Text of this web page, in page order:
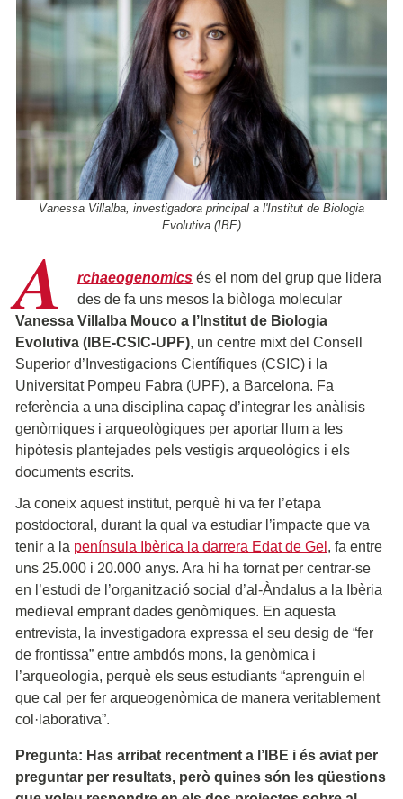
Vanessa Villalba, investigadora principal a l'Institut de Biologia
Evolutiva (IBE)
A rchaeogenomics és el nom del grup que lidera
des de fa uns mesos la biòloga molecular
Vanessa Villalba Mouco a l’Institut de Biologia
Evolutiva (IBE-CSIC-UPF), un centre mixt del Consell
Superior d’Investigacions Científiques (CSIC) i la
Universitat Pompeu Fabra (UPF), a Barcelona. Fa
referència a una disciplina capaç d’integrar les anàlisis
genòmiques i arqueològiques per aportar llum a les
hipòtesis plantejades pels vestigis arqueològics i els
documents escrits.
Ja coneix aquest institut, perquè hi va fer l’etapa
postdoctoral, durant la qual va estudiar l’impacte que va
tenir a la península Ibèrica la darrera Edat de Gel , fa entre
uns 25.000 i 20.000 anys. Ara hi ha tornat per centrar-se
en l’estudi de l’organització social d’al-Àndalus a la Ibèria
medieval emprant dades genòmiques. En aquesta
entrevista, la investigadora expressa el seu desig de “fer
de frontissa” entre ambdós mons, la genòmica i
l’arqueologia, perquè els seus estudiants “aprenguin el
que cal per fer arqueogenòmica de manera veritablement
col·laborativa”.
Pregunta: Has arribat recentment a l’IBE i és aviat per
preguntar per resultats, però quines són les qüestions